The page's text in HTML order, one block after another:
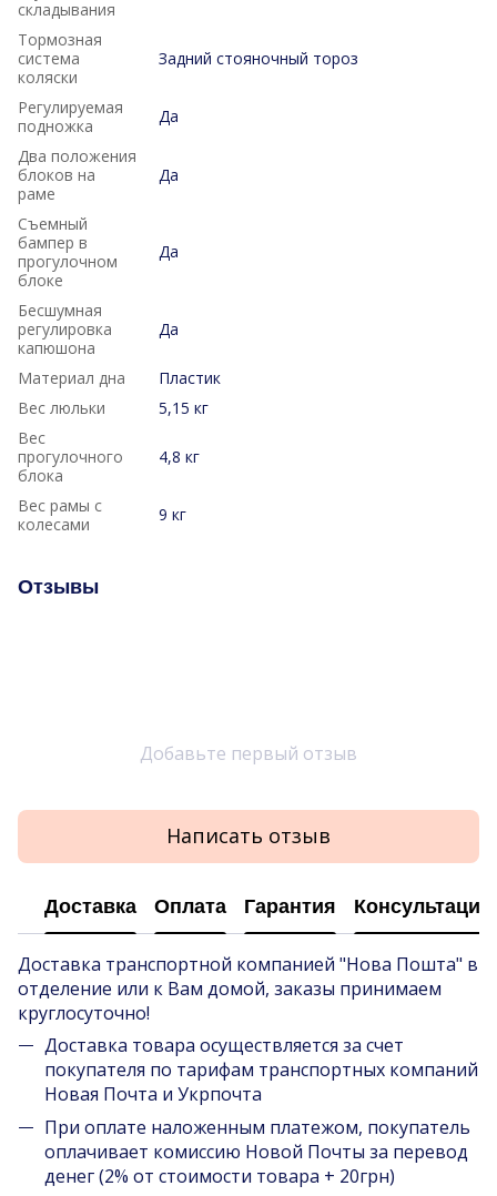
складывания
Тормозная
система
коляски
Задний стояночный тороз
Регулируемая
подножка
Да
Два положения
блоков на
раме
Да
Съемный
бампер в
прогулочном
блоке
Да
Бесшумная
регулировка
капюшона
Да
Материал дна
Пластик
Вес люльки
5,15 кг
Вес
прогулочного
блока
4,8 кг
Вес рамы с
колесами
9 кг
Отзывы
Добавьте первый отзыв
Написать отзыв
Доставка Оплата Гарантия Консультация
Доставка транспортной компанией "Нова Пошта" в
отделение или к Вам домой, заказы принимаем
круглосуточно!
Доставка товара осуществляется за счет
покупателя по тарифам транспортных компаний
Новая Почта и Укрпочта
При оплате наложенным платежом, покупатель
оплачивает комиссию Новой Почты за перевод
денег (2% от стоимости товара + 20грн)